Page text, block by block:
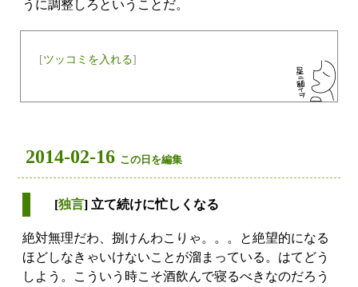
うに調整しろということだ。
[ツッコミを入れる]
2014-02-16 この日を編集
[独言] 立て続けに忙しくなる
絶対無理だわ、捌けんわこりゃ。。。と絶望的になる
ほどしなきゃいけないことが溜まっている。はてどう
しよう。こういう時こそ酒飲んで寝るべきなのだろう